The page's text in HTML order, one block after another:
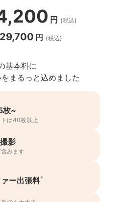
円 (税込)
29,700 円 (税込)
基本料に
まるっと込めました
枚~
は40枚以上
撮影
みます
ー出張料*